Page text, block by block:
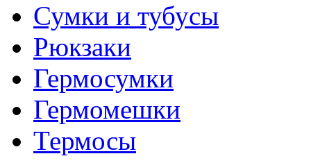
Сумки и тубусы
Рюкзаки
Гермосумки
Гермомешки
Термосы